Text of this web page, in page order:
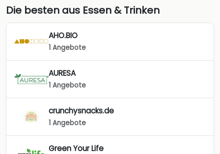
Die besten aus Essen & Trinken
AHO.BIO
1 Angebote
AURESA
1 Angebote
crunchysnacks.de
1 Angebote
Green Your Life